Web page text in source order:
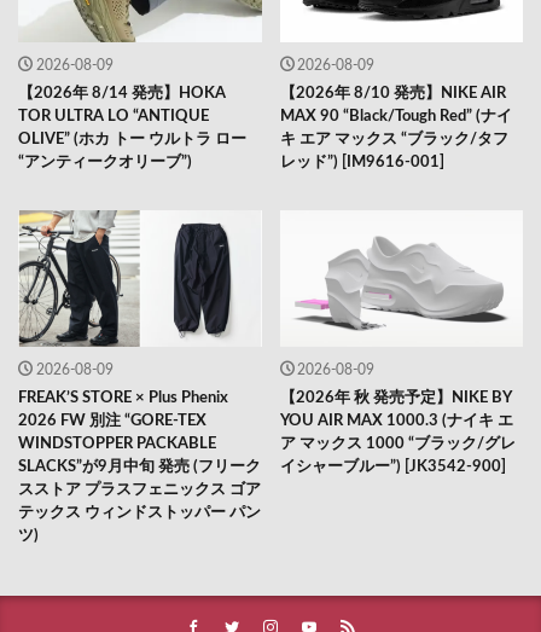
2026-08-09
【2026年 8/14 発売】HOKA
TOR ULTRA LO “ANTIQUE
OLIVE” (ホカ トー ウルトラ ロー
“アンティークオリーブ”)
2026-08-09
【2026年 8/10 発売】NIKE AIR
MAX 90 “Black/Tough Red” (ナイ
キ エア マックス “ブラック/タフ
レッド”) [IM9616-001]
2026-08-09
FREAK’S STORE × Plus Phenix
2026 FW 別注 “GORE-TEX
WINDSTOPPER PACKABLE
SLACKS”が9月中旬 発売 (フリーク
スストア プラスフェニックス ゴア
テックス ウィンドストッパー パン
ツ)
2026-08-09
【2026年 秋 発売予定】NIKE BY
YOU AIR MAX 1000.3 (ナイキ エ
ア マックス 1000 “ブラック/グレ
イシャーブルー”) [JK3542-900]